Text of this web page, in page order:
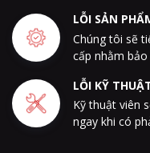
LỖI SẢN
Chúng tôi sẽ
cấp nhằm
LỖI KỸ
Kỹ thuật viên
ngay khi có